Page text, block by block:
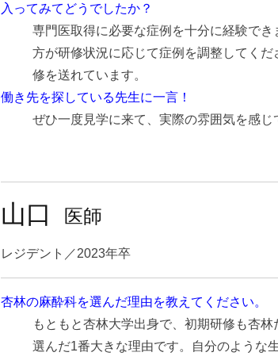
入ってみてどうでしたか？
専門医取得に必要な症例を十分に経験で
方が研修状況に応じて症例を調整してく
修を送れています。
働き先を探している先生に一言！
ぜひ一度見学に来て、実際の雰囲気を感じ
山口 医師
レジデント／2023年卒
杏林の麻酔科を選んだ理由を教えてください。
もともと杏林大学出身で、初期研修も杏
選んだ1番大きな理由です。自分のような